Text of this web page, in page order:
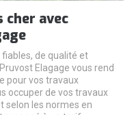
cher avec
de qualité et
Elagage vous rend
pour vos travaux
occuper de vos travaux
selon les normes en